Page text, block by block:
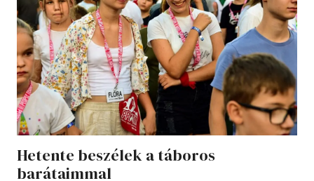
Hetente beszélek a táboros
barátaimmal